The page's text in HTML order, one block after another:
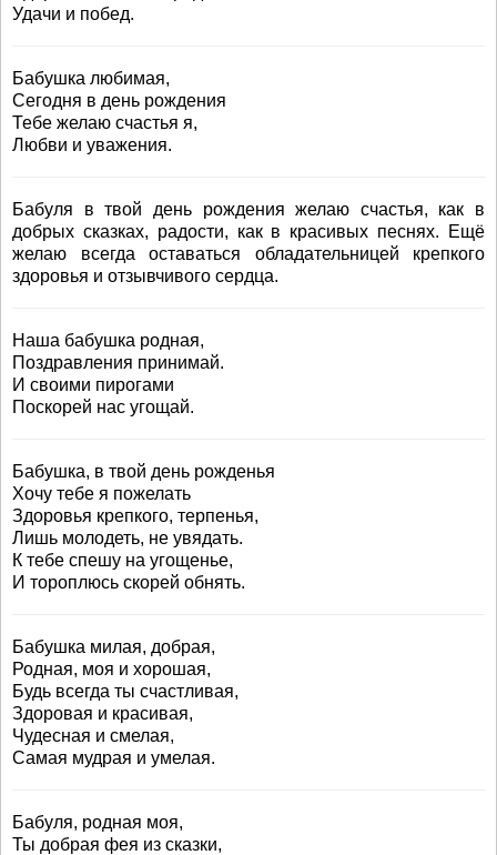
Удачи и побед.
Бабушка любимая,
Сегодня в день рождения
Тебе желаю счастья я,
Любви и уважения.
Бабуля в твой день рождения желаю счастья, как в
добрых сказках, радости, как в красивых песнях. Ещё
желаю всегда оставаться обладательницей крепкого
здоровья и отзывчивого сердца.
Наша бабушка родная,
Поздравления принимай.
И своими пирогами
Поскорей нас угощай.
Бабушка, в твой день рожденья
Хочу тебе я пожелать
Здоровья крепкого, терпенья,
Лишь молодеть, не увядать.
К тебе спешу на угощенье,
И тороплюсь скорей обнять.
Бабушка милая, добрая,
Родная, моя и хорошая,
Будь всегда ты счастливая,
Здоровая и красивая,
Чудесная и смелая,
Самая мудрая и умелая.
Бабуля, родная моя,
Ты добрая фея из сказки,